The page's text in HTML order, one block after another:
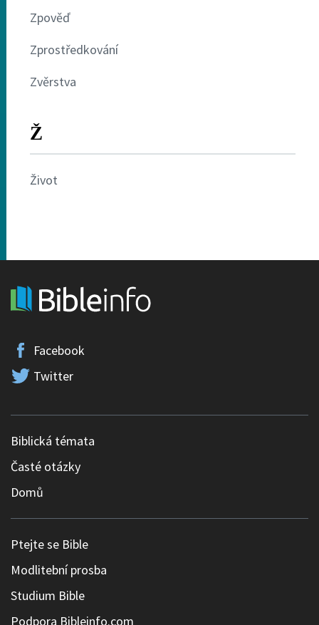
Zpověď
Zprostředkování
Zvěrstva
Ž
Život
Facebook
Twitter
Biblická témata
Časté otázky
Domů
Ptejte se Bible
Modlitební prosba
Studium Bible
Podpora Bibleinfo.com